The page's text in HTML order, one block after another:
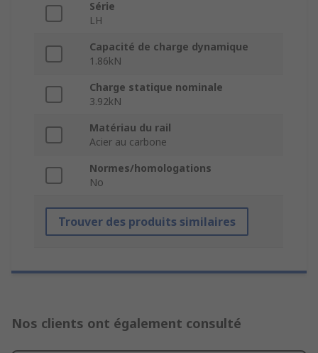
Série
LH
Capacité de charge dynamique
1.86kN
Charge statique nominale
3.92kN
Matériau du rail
Acier au carbone
Normes/homologations
No
Trouver des produits similaires
Nos clients ont également consulté